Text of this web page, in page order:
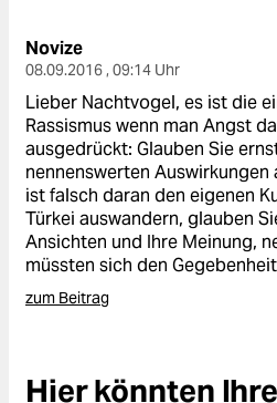
nord
wahrheit
verlag
verlag
veranstaltungen
Novize
08.09.2016 , 09:14 Uhr
Lieber Nachtvogel, es ist die
Rassismus wenn man Angst
ausgedrückt: Glauben Sie
nennenswerten
ist falsch daran den eigenen
Türkei auswandern, glauben
Ansichten und Ihre Meinung,
müssten sich den
zum Beitrag
Hier könnten